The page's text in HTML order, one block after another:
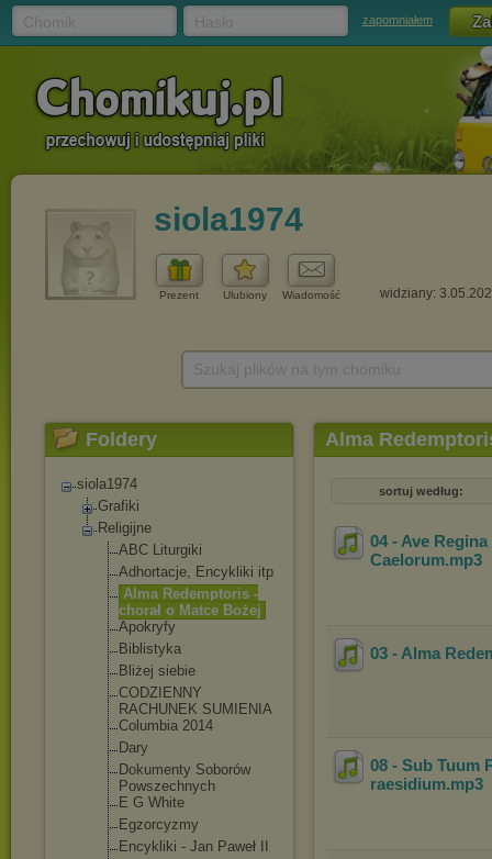
zapomniałem
siola1974
Prezent Ulubiony Wiadomość widziany:
Foldery
siola1974
Grafiki
Religijne
ABC Liturgiki
Adhortacje, Encykliki itp
Alma Redemptoris -
chorał o Matce Bożej
Apokryfy
Biblistyka
Bliżej siebie
CODZIENNY
RACHUNEK SUMIENIA
Columbia 2014
Dary
Dokumenty Soborów
Powszechnych
E G White
Egzorcyzmy
Encykliki - Jan Paweł II
Alma
sortuj według:
04 - Ave
Caelorum.mp3
03 - Alma
08 - Sub Tuum
raesidium.mp3